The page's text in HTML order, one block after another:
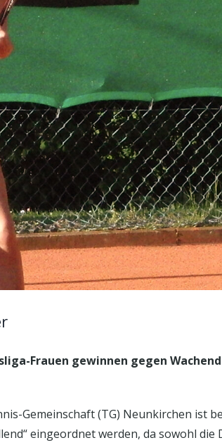
Frauen gewinnen gegen
Gemeinschaft (TG) Neunkirchen ist
eingeordnet werden, da sowohl die